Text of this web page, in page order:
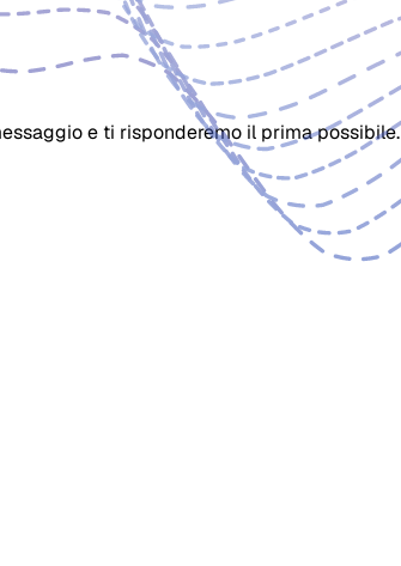
e ti risponderemo il prima possibile.